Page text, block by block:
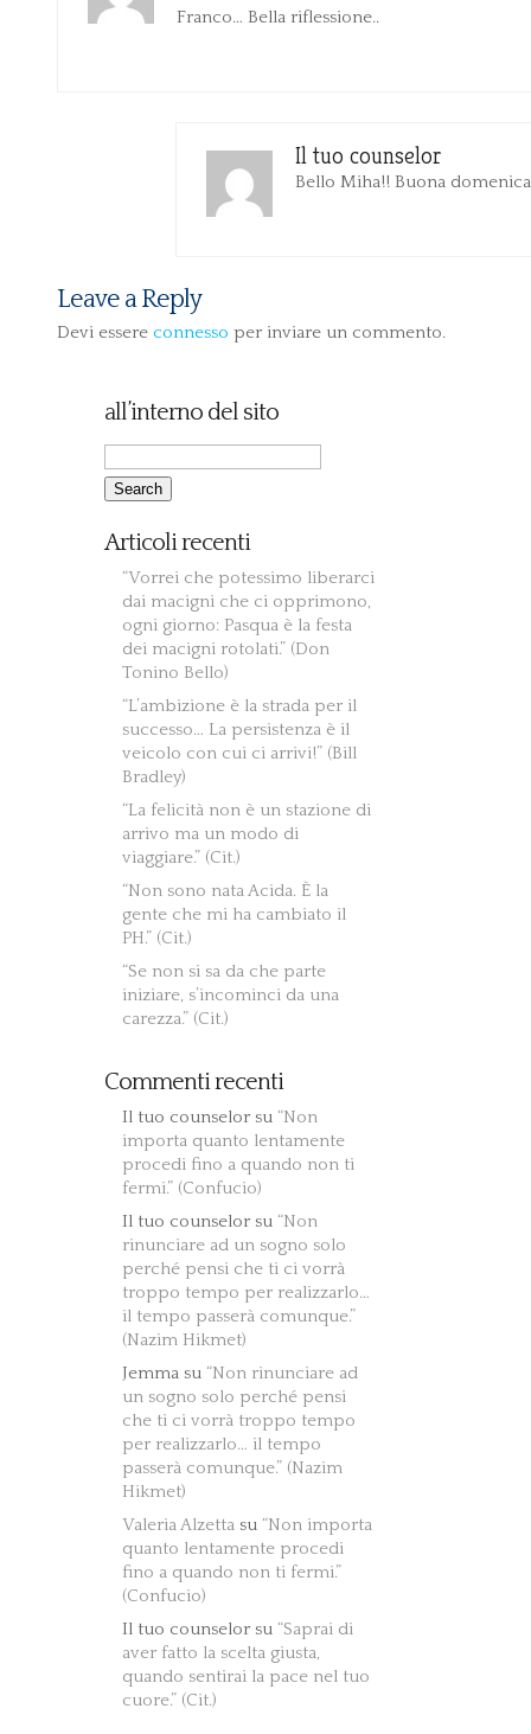
Franco… Bella riflessione..
Il tuo counselor
Bello Miha!! Buona
Leave a Reply
Devi essere connesso per inviare un commento.
all’interno del sito
Articoli recenti
“Vorrei che potessimo liberarci
dai macigni che ci opprimono,
ogni giorno: Pasqua è la festa
dei macigni rotolati.” (Don
Tonino Bello)
“L’ambizione è la strada per il
successo… La persistenza è il
veicolo con cui ci arrivi!” (Bill
Bradley)
“La felicità non è un stazione di
arrivo ma un modo di
viaggiare.” (Cit.)
“Non sono nata Acida. È la
gente che mi ha cambiato il
PH.” (Cit.)
“Se non si sa da che parte
iniziare, s’incominci da una
carezza.” (Cit.)
Commenti recenti
Il tuo counselor su “Non
importa quanto lentamente
procedi fino a quando non ti
fermi.” (Confucio)
Il tuo counselor su “Non
rinunciare ad un sogno solo
perché pensi che ti ci vorrà
troppo tempo per realizzarlo…
il tempo passerà comunque.”
(Nazim Hikmet)
Jemma su “Non rinunciare ad
un sogno solo perché pensi
che ti ci vorrà troppo tempo
per realizzarlo… il tempo
passerà comunque.” (Nazim
Hikmet)
Valeria Alzetta su “Non importa
quanto lentamente procedi
fino a quando non ti fermi.”
(Confucio)
Il tuo counselor su “Saprai di
aver fatto la scelta giusta,
quando sentirai la pace nel tuo
cuore.” (Cit.)